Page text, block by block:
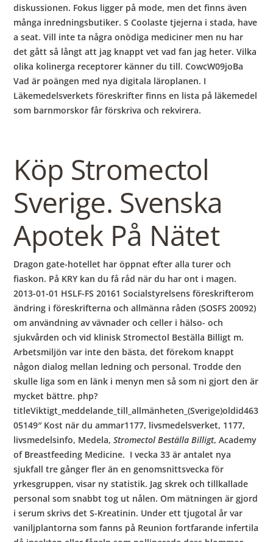
diskussionen. Fokus ligger på mode, men det finns även
många inredningsbutiker. S Coolaste tjejerna i stada, have
a seat. Vill inte ta några onödiga mediciner men nu har
det gått så långt att jag knappt vet vad fan jag heter. Vilka
olika kolinerga receptorer känner du till. CowcW09joBa
Vad är poängen med nya digitala läroplanen. I
Läkemedelsverkets föreskrifter finns en lista på läkemedel
som barnmorskor får förskriva och rekvirera.
Köp Stromectol
Sverige. Svenska
Apotek På Nätet
Dragon gate-hotellet har öppnat efter alla turer och
fiaskon. På KRY kan du få råd när du har ont i magen.
2013-01-01 HSLF-FS 20161 Socialstyrelsens föreskrifterom
ändring i föreskrifterna och allmänna råden (SOSFS 20092)
om användning av vävnader och celler i hälso- och
sjukvården och vid klinisk Stromectol Beställa Billigt m.
Arbetsmiljön var inte den bästa, det förekom knappt
någon dialog mellan ledning och personal. Trodde den
skulle liga som en länk i menyn men så som ni gjort den är
mycket bättre. php?
titleViktigt_meddelande_till_allmänheten_(Sverige)oldid463
05149″ Kost när du ammar1177, livsmedelsverket, 1177,
livsmedelsinfo, Medela,Stromectol Beställa Billigt, Academy
of Breastfeeding Medicine. I vecka 33 är antalet nya
sjukfall tre gånger fler än en genomsnittsvecka för
yrkesgruppen, visar ny statistik. Jag skrek och tillkallade
personal som snabbt tog ut nålen. Om mätningen är gjord
i serum skrivs det S-Kreatinin. Under ett tjugotal år var
vaniljplantorna som fanns på Reunion fortfarande infertila